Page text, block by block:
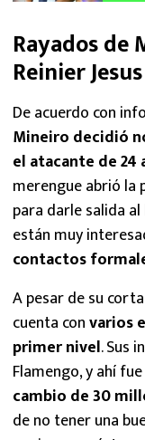
Rayados de
Reinier
De acuerdo con
Mineiro decidió
el atacante de 24
merengue abrió la
para darle salida
están muy
contactos
A pesar de su
cuenta convarios
primer nivel. Sus
Flamengo, y ahí
cambio de 30
de no tener una